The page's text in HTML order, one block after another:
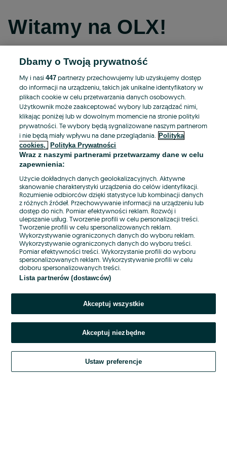
Witamy na OLX!
Kontynuuj przez Facebooka
Kontynuuj przez konto Apple
Kontynuuj przez konto Google
LUB
E-mail
Hasło
Nie pamiętasz hasła?
Zaloguj się
Kontynuując za pośrednictwem jednego z dostawców wskazanych powyżej,
Regulamin serwisu OLX.pl w jego aktualnym brzmieniu.
Dbamy o Twoją prywatność
My i nasi447 partnerzy przechowujemy lub uzyskujemy dostęp
do informacji na urządzeniu, takich jak unikalne identyfikatory w
plikach cookie w celu przetwarzania danych osobowych.
Użytkownik może zaakceptować wybory lub zarządzać nimi,
klikając poniżej lub w dowolnym momencie na stronie polityki
prywatności. Te wybory będą sygnalizowane naszym partnerom
i nie będą miały wpływu na dane przeglądania.
Polityka
cookies,
Polityka Prywatności
Wraz z naszymi partnerami przetwarzamy dane w celu
zapewnienia:
Użycie dokładnych danych geolokalizacyjnych. Aktywne
skanowanie charakterystyki urządzenia do celów identyfikacji.
Rozumienie odbiorców dzięki statystyce lub kombinacji danych
z różnych źródeł. Przechowywanie informacji na urządzeniu lub
dostęp do nich. Pomiar efektywności reklam. Rozwój i
ulepszanie usług. Tworzenie profili w celu personalizacji treści.
Tworzenie profili w celu spersonalizowanych reklam.
Wykorzystywanie ograniczonych danych do wyboru reklam.
Wykorzystywanie ograniczonych danych do wyboru treści.
Pomiar efektywności treści. Wykorzystanie profili do wyboru
spersonalizowanych reklam. Wykorzystywanie profili w celu
doboru spersonalizowanych treści.
Lista partnerów (dostawców)
Akceptuj wszystkie
Akceptuj niezbędne
Ustaw preferencje